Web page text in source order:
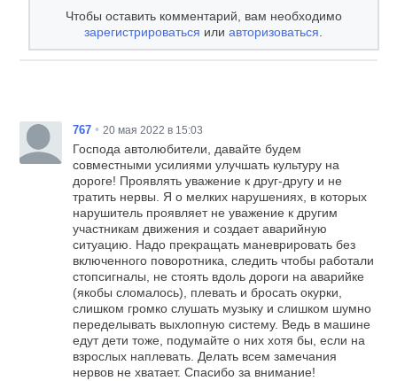
Чтобы оставить комментарий, вам необходимо
зарегистрироваться илиавторизоваться
767 • 20 мая 2022 в 15:03
Господа автолюбители, давайте будем
совместными усилиями улучшать культуру на
дороге! Проявлять уважение к друг-другу и не
тратить нервы. Я о мелких нарушениях, в которых
нарушитель проявляет не уважение к другим
участникам движения и создает аварийную
ситуацию. Надо прекращать маневрировать без
включенного поворотника, следить чтобы работали
стопсигналы, не стоять вдоль дороги на аварийке
(якобы сломалось), плевать и бросать окурки,
слишком громко слушать музыку и слишком шумно
переделывать выхлопную систему. Ведь в машине
едут дети тоже, подумайте о них хотя бы, если на
взрослых наплевать. Делать всем замечания
нервов не хватает. Спасибо за внимание!